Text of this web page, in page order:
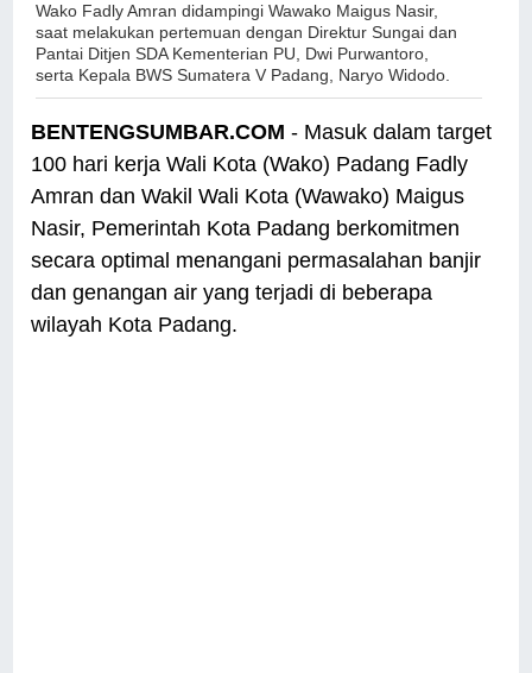
Wako Fadly Amran didampingi Wawako Maigus Nasir,
saat melakukan pertemuan dengan Direktur Sungai dan
Pantai Ditjen SDA Kementerian PU, Dwi Purwantoro,
serta Kepala BWS Sumatera V Padang, Naryo Widodo.
BENTENGSUMBAR.COM - Masuk dalam target
100 hari kerja Wali Kota (Wako) Padang Fadly
Amran dan Wakil Wali Kota (Wawako) Maigus
Nasir, Pemerintah Kota Padang berkomitmen
secara optimal menangani permasalahan banjir
dan genangan air yang terjadi di beberapa
wilayah Kota Padang.